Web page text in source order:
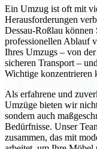
Ein Umzug ist oft mit
Herausforderungen
Dessau-Roßlau können
professionellen Ablauf
Ihres Umzugs – von
sicheren Transport –
Wichtige konzentrieren
Als erfahrene und
Umzüge bieten wir
sondern auch
Bedürfnisse. Unser
zusammen, das mit